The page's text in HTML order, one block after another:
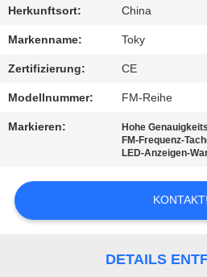
AUSFLUG
TRETEN
UNS
IN
VERBINDUNG
Herkunftsort: China
Markenname: Toky
Zertifizierung: CE
Modellnummer: FM-Reihe
Markieren: Hohe
FM-Frequenz-
LED-Anzeigen-
KONTAKT!
DETAILS